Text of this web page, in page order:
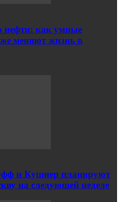
нефти: как умные
меняют жизнь в
и Кушнер планируют
на следующей неделе